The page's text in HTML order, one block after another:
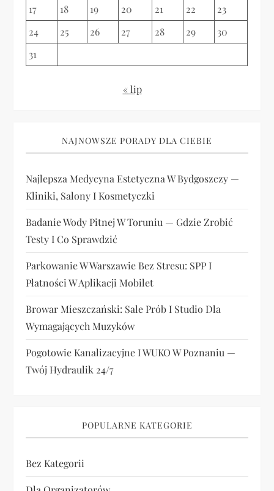
17
18 19 20 21 22
23
24
25 26 27 28 29
30
31
« lip
NAJNOWSZE PORADY DLA CIEBIE
Najlepsza Medycyna Estetyczna W Bydgoszczy —
Kliniki, Salony I Kosmetyczki
Badanie Wody Pitnej W Toruniu — Gdzie Zrobić
Testy I Co Sprawdzić
Parkowanie W Warszawie Bez Stresu: SPP I
Płatności W Aplikacji Mobilet
Browar Mieszczański: Sale Prób I Studio Dla
Wymagających Muzyków
Pogotowie Kanalizacyjne I WUKO W Poznaniu —
Twój Hydraulik 24/7
POPULARNE KATEGORIE
Bez Kategorii